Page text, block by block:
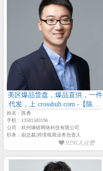
美区爆品货盘，爆品直供，一件
代发，上 crosshub.com -【陈勇-
极智跨境-副总裁】
姓名：陈勇
手机：13581583196
公司：杭州熵链网络科技有限公司
职务：副总裁/跨境电商业务负责人
9290人点赞